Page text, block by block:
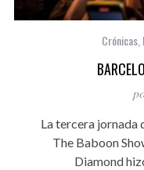
Crónicas,
La tercera jornada
The Baboon
Diamond